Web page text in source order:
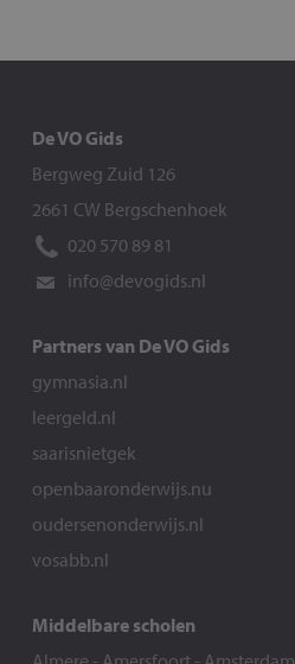
De VO Gids
Bergweg Zuid 126
2661 CW Bergschenhoek
020 570 89 81
info@devogids.nl
Partners van De VO Gids
gymnasia.nl
leergeld.nl
saarisnietgek
openbaaronderwijs.nu
oudersenonderwijs.nl
vosabb.nl
Middelbare scholen